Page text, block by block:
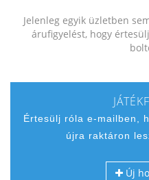
Jelenleg egyik üzletben
árufigyelést, hogy
Értesülj róla e-mailben,
újra raktáron
Új